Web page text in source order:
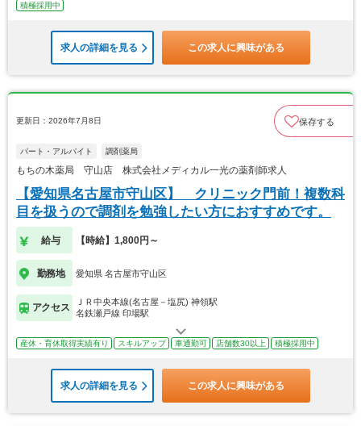
積極採用中
求人の詳細を見る この求人に興味がある
更新日：2026年7月8日 保存する
パート・アルバイト 調剤薬局
もちの木薬局 守山店 株式会社メディカル一光の薬剤師求人
【愛知県名古屋市守山区】 クリニック門前！複数科
目を扱うので調剤を勉強したい方におすすめです。
給与 【時給】1,800円～
勤務地 愛知県 名古屋市守山区
アクセス
ＪＲ中央本線(名古屋－塩尻) 神領駅
名鉄瀬戸線 印場駅
産休・育休取得実績有り スキルアップ 車通勤可 店舗数30以上 積極採用中
求人の詳細を見る この求人に興味がある